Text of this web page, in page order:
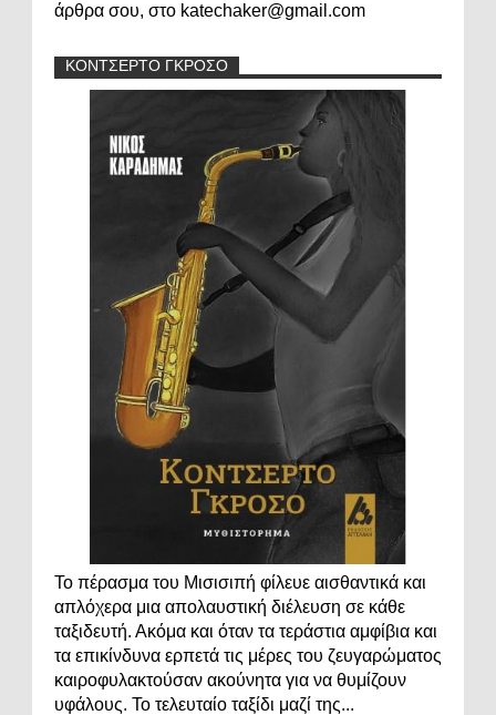
άρθρα σου, στο katechaker@gmail.com
ΚΟΝΤΣΕΡΤΟ ΓΚΡΟΣΟ
Το πέρασμα του Μισισιπή φίλευε αισθαντικά και
απλόχερα μια απολαυστική διέλευση σε κάθε
ταξιδευτή. Ακόμα και όταν τα τεράστια αμφίβια και
τα επικίνδυνα ερπετά τις μέρες του ζευγαρώματος
καιροφυλακτούσαν ακούνητα για να θυμίζουν
υφάλους. Το τελευταίο ταξίδι μαζί της...